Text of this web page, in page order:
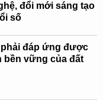
đổi mới sáng tạo
số
phải đáp ứng được
bền vững của đất